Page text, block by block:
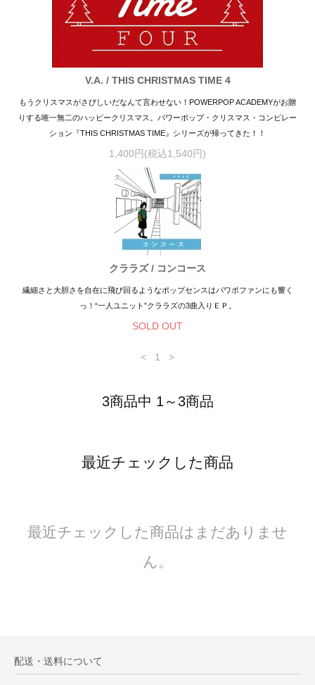
V.A. / THIS CHRISTMAS TIME 4
もうクリスマスがさびしいだなんて言わせない！POWERPOP ACADEMYがお贈
りする唯一無二のハッピークリスマス。パワーポップ・クリスマス・コンピレー
ション『THIS CHRISTMAS TIME』シリーズが帰ってきた！！
1,400円(税込1,540円)
クララズ / コンコース
繊細さと大胆さを自在に飛び回るようなポップセンスはパワポファンにも響く
っ！“一人ユニット”クララズの3曲入りＥＰ。
SOLD OUT
< 1 >
3商品中 1～3商品
最近チェックした商品
最近チェックした商品はまだありませ
ん。
配送・送料について